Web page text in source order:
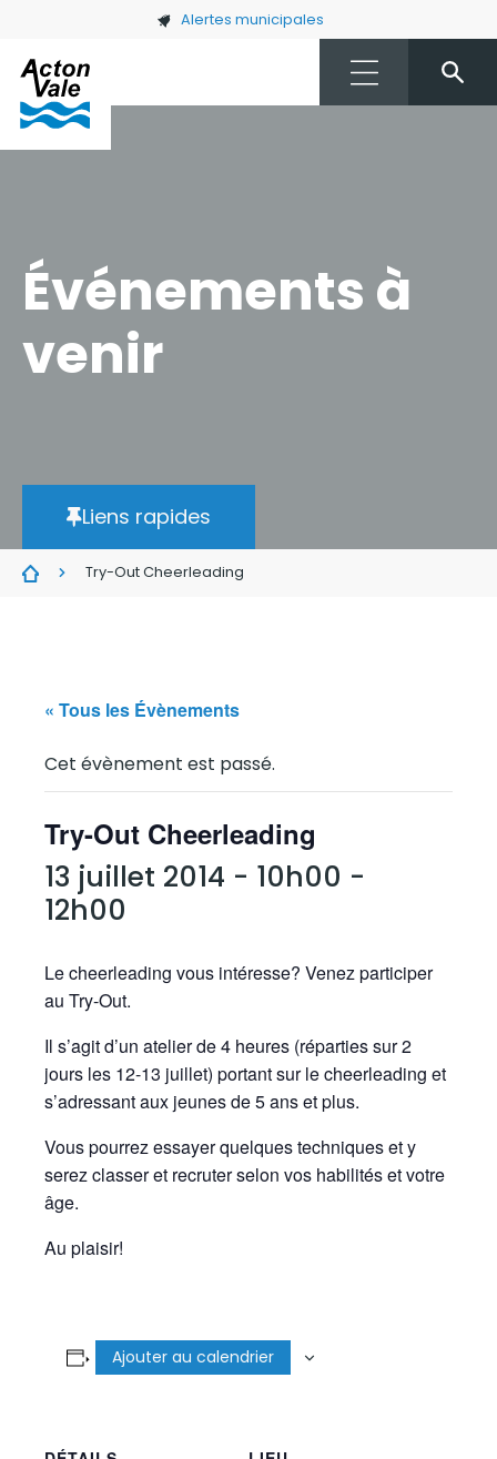
Skip to main content Alertes municipales
Événements à
venir
Liens rapides
Try-Out Cheerleading
« Tous les Évènements
Cet évènement est passé.
Try-Out Cheerleading
13 juillet 2014 - 10h00 -
12h00
Le cheerleading vous intéresse? Venez participer
au Try-Out.
Il s’agit d’un atelier de 4 heures (réparties sur 2
jours les 12-13 juillet) portant sur le cheerleading et
s’adressant aux jeunes de 5 ans et plus.
Vous pourrez essayer quelques techniques et y
serez classer et recruter selon vos habilités et votre
âge.
Au plaisir!
Ajouter au calendrier